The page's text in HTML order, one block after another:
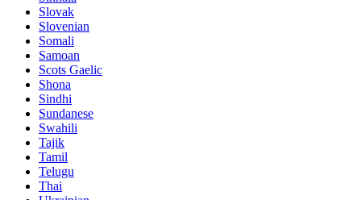
Slovak
Slovenian
Somali
Samoan
Scots Gaelic
Shona
Sindhi
Sundanese
Swahili
Tajik
Tamil
Telugu
Thai